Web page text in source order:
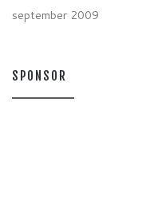
september 2009
SPONSOR